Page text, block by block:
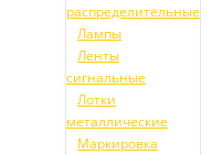
распределительные
Лампы
Ленты
сигнальные
Лотки
металлические
Маркировка